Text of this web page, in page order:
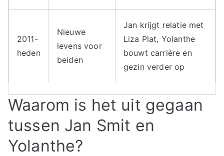
2011-
heden
Nieuwe
levens voor
beiden
Jan krijgt relatie met
Liza Plat, Yolanthe
bouwt carrière en
gezin verder op
Waarom is het uit gegaan
tussen Jan Smit en
Yolanthe?